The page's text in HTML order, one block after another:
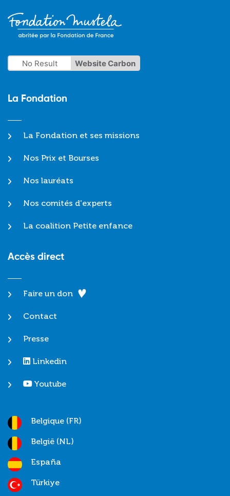
No Result Website Carbon
La Fondation
La Fondation et ses missions
Nos Prix et Bourses
Nos lauréats
Nos comités d'experts
La coalition Petite enfance
Accès direct
Faire un don
Contact
Presse
Linkedin
Youtube
Belgique (FR)
België (NL)
España
Türkiye